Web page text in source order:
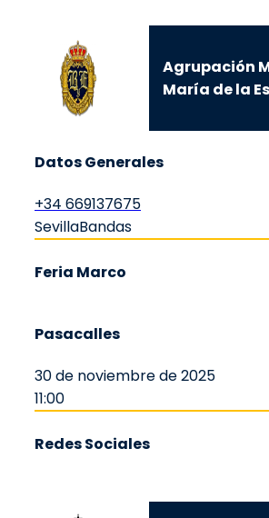
Agrupación
María de la
Datos Generales
+34 669137675
SevillaBandas
Feria Marco
Pasacalles
30 de noviembre de 2025
11:00
Redes Sociales